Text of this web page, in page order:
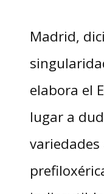
Madrid,
elabora el
lugar a